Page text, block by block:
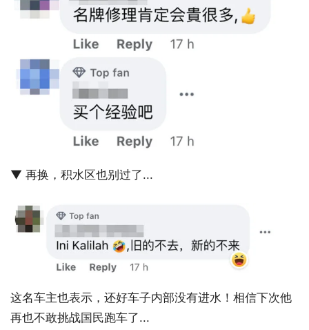
▼ 再换，积水区也别过了...
这名车主也表示，还好车子内部没有进水！相信下次他
再也不敢挑战国民跑车了...